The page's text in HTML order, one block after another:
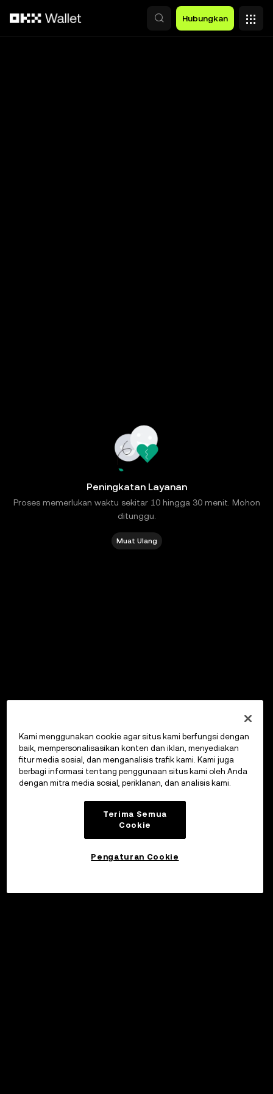
Hubungkan
Peningkatan Layanan
Proses memerlukan waktu sekitar 10 hingga 30 menit. Mohon
ditunggu.
Muat Ulang
Kami menggunakan cookie agar situs kami berfungsi dengan
baik, mempersonalisasikan konten dan iklan, menyediakan
fitur media sosial, dan menganalisis trafik kami. Kami juga
berbagi informasi tentang penggunaan situs kami oleh Anda
dengan mitra media sosial, periklanan, dan analisis kami.
Terima Semua
Cookie
Pengaturan Cookie